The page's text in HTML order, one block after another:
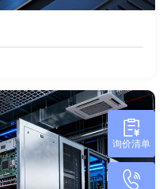
询价清单